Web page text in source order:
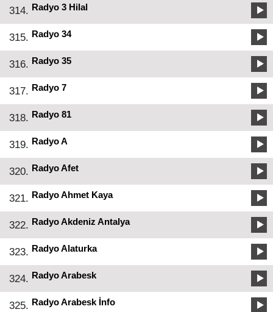
314. Radyo 3 Hilal
315. Radyo 34
316. Radyo 35
317. Radyo 7
318. Radyo 81
319. Radyo A
320. Radyo Afet
321. Radyo Ahmet Kaya
322. Radyo Akdeniz Antalya
323. Radyo Alaturka
324. Radyo Arabesk
325. Radyo Arabesk İnfo